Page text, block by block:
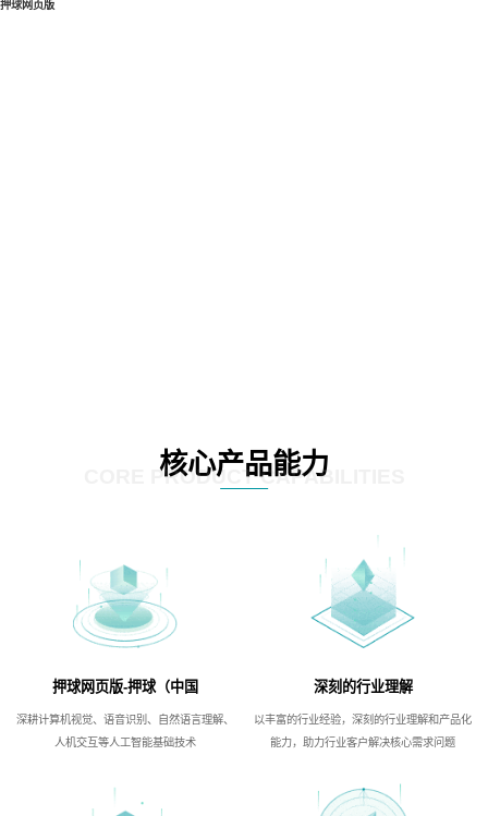
押球网页版
核心产品能力
CORE PRODUCT CAPABILITIES
押球网页版-押球（中国
深耕计算机视觉、语音识别、自然语言理解、
人机交互等人工智能基础技术
深刻的行业理解
以丰富的行业经验，深刻的行业理解和产品化
能力，助力行业客户解决核心需求问题